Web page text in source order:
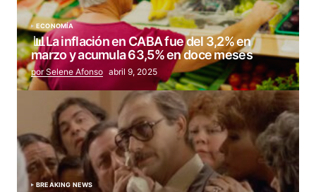
ECONOMÍA
📊La inflación en CABA fue del 3,2% en
marzo y acumula 63,5% en doce meses
por Selene Afonso abril 9, 2025
BREAKING NEWS